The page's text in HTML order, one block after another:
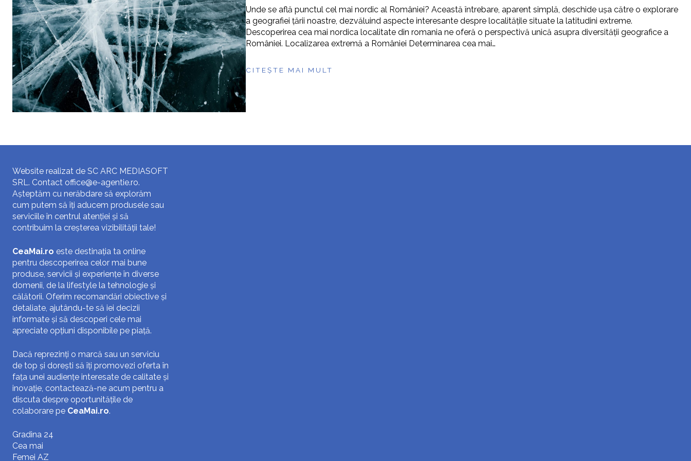
Unde se află punctul cel mai nordic al României? Această întrebare, aparent simplă, deschide ușa către o explorare
a geografiei țării noastre, dezvăluind aspecte interesante despre localitățile situate la latitudini extreme.
Descoperirea cea mai nordica localitate din romania ne oferă o perspectivă unică asupra diversității geografice a
României. Localizarea extremă a României Determinarea cea mai…
CITEȘTE MAI MULT
Website realizat de SC ARC MEDIASOFT
SRL. Contact office@e-agentie.ro.
Așteptăm cu nerăbdare să explorăm
cum putem să îți aducem produsele sau
serviciile în centrul atenției și să
contribuim la creșterea vizibilității tale!
CeaMai.ro este destinația ta online
pentru descoperirea celor mai bune
produse, servicii și experiențe în diverse
domenii, de la lifestyle la tehnologie și
călătorii. Oferim recomandări obiective și
detaliate, ajutându-te să iei decizii
informate și să descoperi cele mai
apreciate opțiuni disponibile pe piață.
Dacă reprezinți o marcă sau un serviciu
de top și dorești să îți promovezi oferta în
fața unei audiențe interesate de calitate și
inovație, contactează-ne acum pentru a
discuta despre oportunitățile de
colaborare pe CeaMai.ro.
Gradina 24
Cea mai
Femei AZ